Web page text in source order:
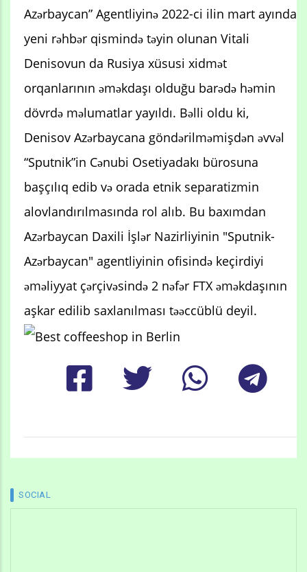
Azərbaycan” Agentliyinə 2022-ci ilin mart ayında
yeni rəhbər qismində təyin olunan Vitali
Denisovun da Rusiya xüsusi xidmət
orqanlarının əməkdaşı olduğu barədə həmin
dövrdə məlumatlar yayıldı. Bəlli oldu ki,
Denisov Azərbaycana göndərilməmişdən əvvəl
“Sputnik”in Cənubi Osetiyadakı bürosuna
başçılıq edib və orada etnik separatizmin
alovlandırılmasında rol alıb. Bu baxımdan
Azərbaycan Daxili İşlər Nazirliyinin "Sputnik-
Azərbaycan" agentliyinin ofisində keçirdiyi
əməliyyat çərçivəsində 2 nəfər FTX əməkdaşının
aşkar edilib saxlanılması təəccüblü deyil.
SOCIAL